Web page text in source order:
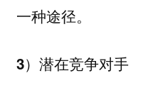
一种途径。
3）潜在竞争对手